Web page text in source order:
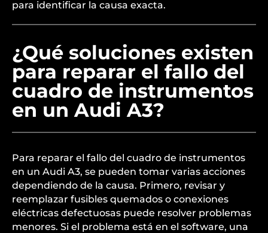
para identificar la causa exacta.
¿Qué soluciones existen
para reparar el fallo del
cuadro de instrumentos
en un Audi A3?
Para reparar el fallo del cuadro de instrumentos
en un Audi A3, se pueden tomar varias acciones
dependiendo de la causa. Primero, revisar y
reemplazar fusibles quemados o conexiones
eléctricas defectuosas puede resolver problemas
menores. Si el problema está en el software, una